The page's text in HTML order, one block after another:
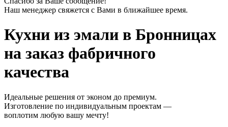
Наш менеджер свяжется с Вами в ближайшее время.
Кухни из эмали в Бронницах
на заказ фабричного
качества
Идеальные решения от эконом до премиум.
Изготовление по индивидуальным проектам —
воплотим любую вашу мечту!